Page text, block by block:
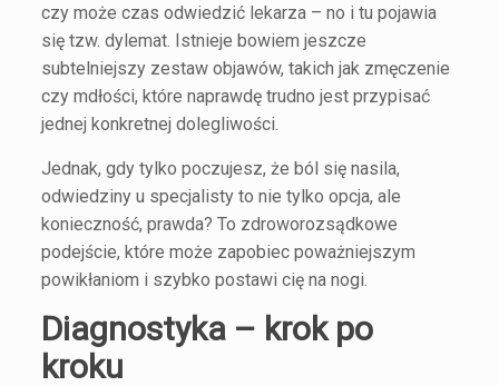
czy może czas odwiedzić lekarza – no i tu pojawia
się tzw. dylemat. Istnieje bowiem jeszcze
subtelniejszy zestaw objawów, takich jak zmęczenie
czy mdłości, które naprawdę trudno jest przypisać
jednej konkretnej dolegliwości.
Jednak, gdy tylko poczujesz, że ból się nasila,
odwiedziny u specjalisty to nie tylko opcja, ale
konieczność, prawda? To zdroworozsądkowe
podejście, które może zapobiec poważniejszym
powikłaniom i szybko postawi cię na nogi.
Diagnostyka – krok po
kroku